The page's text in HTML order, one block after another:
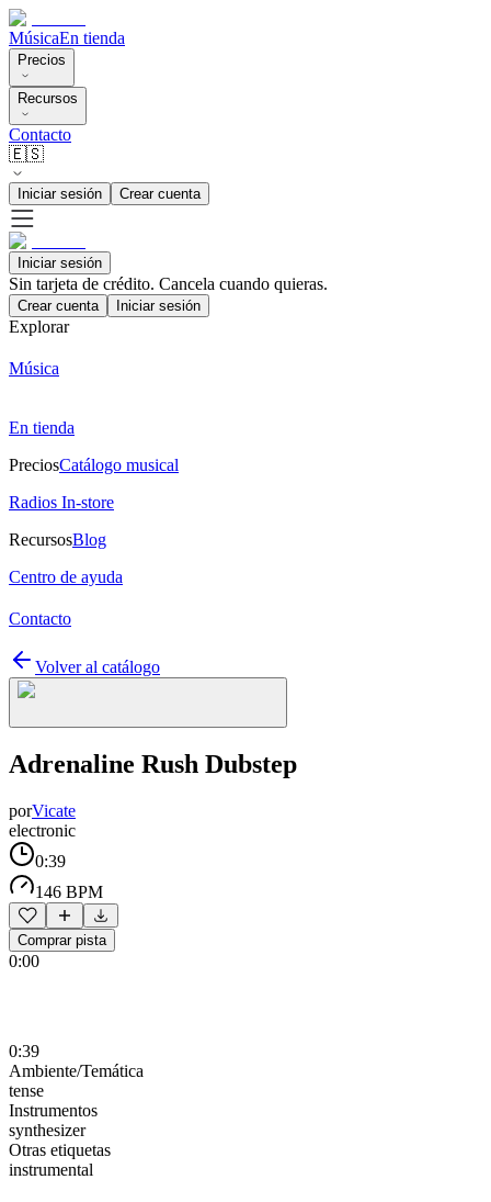
MúsicaEn tienda
Precios
Recursos
Contacto
🇪🇸
Iniciar sesión Crear cuenta
Iniciar sesión
Sin tarjeta de crédito. Cancela cuando quieras.
Crear cuenta Iniciar sesión
Explorar
Música
En tienda
PreciosCatálogo musical
Radios In-store
RecursosBlog
Centro de ayuda
Contacto
Volver al catálogo
Adrenaline Rush Dubstep
porVicate
electronic
0:39
146 BPM
Comprar pista
0:00
0:39
Ambiente/Temática
tense
Instrumentos
synthesizer
Otras etiquetas
instrumental